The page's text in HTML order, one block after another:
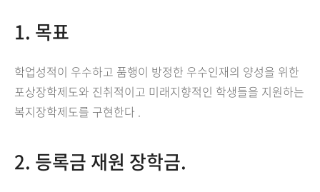
1. 목표
학업성적이 우수하고 품행이 방정한 우수인재의 양성을 위한
포상장학제도와 진취적이고 미래지향적인 학생들을 지원하는
복지장학제도를 구현한다 .
2. 등록금 재원 장학금.